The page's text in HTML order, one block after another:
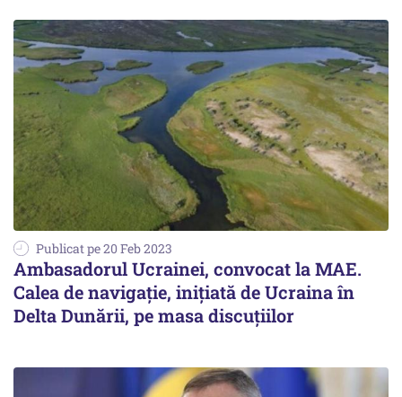
Publicat pe 20 Feb 2023
Ambasadorul Ucrainei, convocat la MAE.
Calea de navigație, inițiată de Ucraina în
Delta Dunării, pe masa discuțiilor